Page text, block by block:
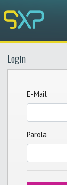
Login
E-Mail
Parola